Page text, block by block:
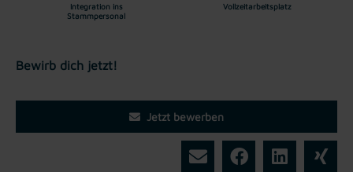
Integration ins
Stammpersonal
Vollzeitarbeitsplatz
Bewirb dich jetzt!
Jetzt bewerben